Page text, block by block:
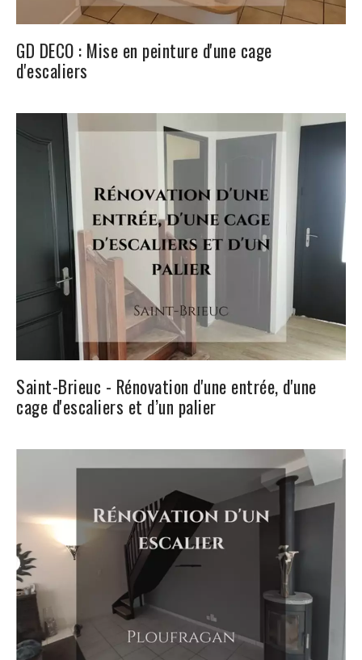
GD DECO : Mise en peinture d'une cage
d'escaliers
Saint-Brieuc - Rénovation d'une entrée, d'une
cage d'escaliers et d’un palier